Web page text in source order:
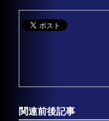
関連前後記事